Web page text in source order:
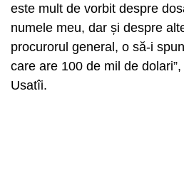
este mult de vorbit despre
numele meu, dar și despre
procurorul general, o să-i
care are 100 de mil de
Usatîi.